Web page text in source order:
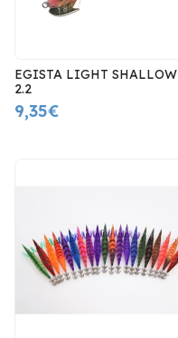
EGISTA LIGHT SHALLOW
2.2
9,35€